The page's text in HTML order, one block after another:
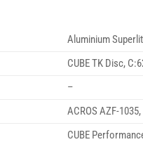
Aluminium
CUBE TK Disc,
–
ACROS AZF-
CUBE